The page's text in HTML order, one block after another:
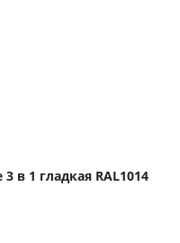
в 1 гладкая RAL1014